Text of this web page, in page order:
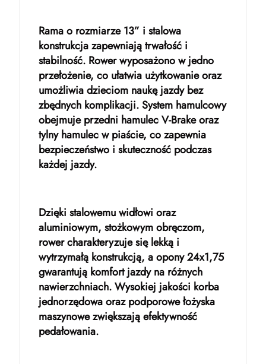
Rama o rozmiarze 13” i stalowa
konstrukcja zapewniają trwałość i
stabilność. Rower wyposażono w jedno
przełożenie, co ułatwia użytkowanie oraz
umożliwia dzieciom naukę jazdy bez
zbędnych komplikacji. System hamulcowy
obejmuje przedni hamulec V-Brake oraz
tylny hamulec w piaście, co zapewnia
bezpieczeństwo i skuteczność podczas
każdej jazdy.
Dzięki stalowemu widłowi oraz
aluminiowym, stożkowym obręczom,
rower charakteryzuje się lekką i
wytrzymałą konstrukcją, a opony 24x1,75
gwarantują komfort jazdy na różnych
nawierzchniach. Wysokiej jakości korba
jednorzędowa oraz podporowe łożyska
maszynowe zwiększają efektywność
pedałowania.